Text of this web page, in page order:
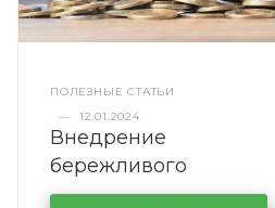
ПОЛЕЗНЫЕ СТАТЬИ
—
12.01.2024
Внедрение
бережливого
производства в